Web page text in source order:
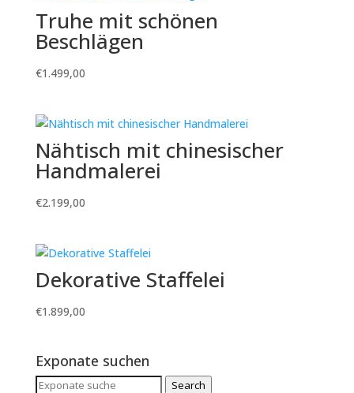
Truhe mit schönen
Beschlägen
€1.499,00
Nähtisch mit chinesischer
Handmalerei
€2.199,00
Dekorative Staffelei
€1.899,00
Exponate suchen
Search
Search